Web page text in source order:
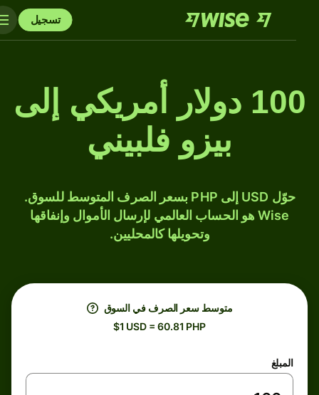
تسجيل
100 دولار أمريكي إلى
بيزو فلبيني
حوّل USD إلى PHP بسعر الصرف المتوسط للسوق.
Wise هو الحساب العالمي لإرسال الأموال وإنفاقها
وتحويلها كالمحليين.
متوسط ​​سعر الصرف في السوق
$1 USD = 60.81 PHP
المبلغ